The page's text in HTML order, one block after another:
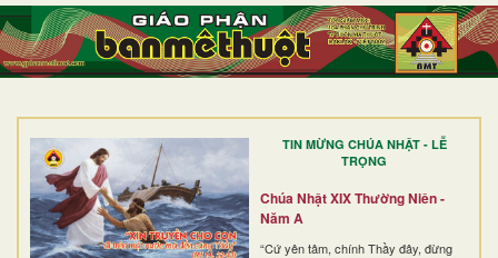
TIN MỪNG CHÚA NHẬT - LỄ
TRỌNG
Chúa Nhật XIX Thường Niên -
Năm A
“Cứ yên tâm, chính Thầy đây, đừng
TRANG NHẤT
GIỚI THIỆU
DÒNG TU
BAN MỤC VỤ
ĐOÀN THỂ CG